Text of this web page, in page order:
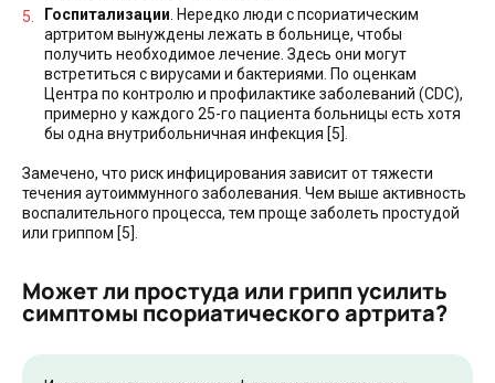
Госпитализации . Нередко люди с псориатическим
артритом вынуждены лежать в больнице, чтобы
получить необходимое лечение. Здесь они могут
встретиться с вирусами и бактериями. По оценкам
Центра по контролю и профилактике заболеваний (CDC),
примерно у каждого 25-го пациента больницы есть хотя
бы одна внутрибольничная инфекция [5].
Замечено, что риск инфицирования зависит от тяжести
течения аутоиммунного заболевания. Чем выше активность
воспалительного процесса, тем проще заболеть простудой
или гриппом [5].
Может ли простуда или грипп усилить
симптомы псориатического артрита?